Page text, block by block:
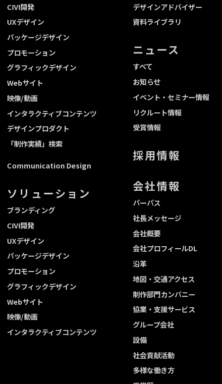
CIVI開発
UXデザイン
パッケージデザイン
プロモーション
グラフィックデザイン
Webサイト
映像/動画
インタラクティブコンテンツ
デザインプロダクト
「制作実績」検索
Communication Design
ソリューション
ブランディング
CIVI開発
UXデザイン
パッケージデザイン
プロモーション
グラフィックデザイン
Webサイト
映像/動画
インタラクティブコンテンツ
デザインアドバイザー
資料ライブラリ
ニュース
すべて
お知らせ
イベント・セミナー情報
リクルート情報
受賞情報
採用情報
会社情報
パーパス
社長メッセージ
会社概要
会社プロフィールDL
沿革
地図・交通アクセス
制作部門カンパニー
協業・支援サービス
グループ会社
設備
社会貢献活動
多様な働き方